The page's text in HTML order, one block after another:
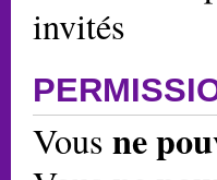
invités
Vous ne